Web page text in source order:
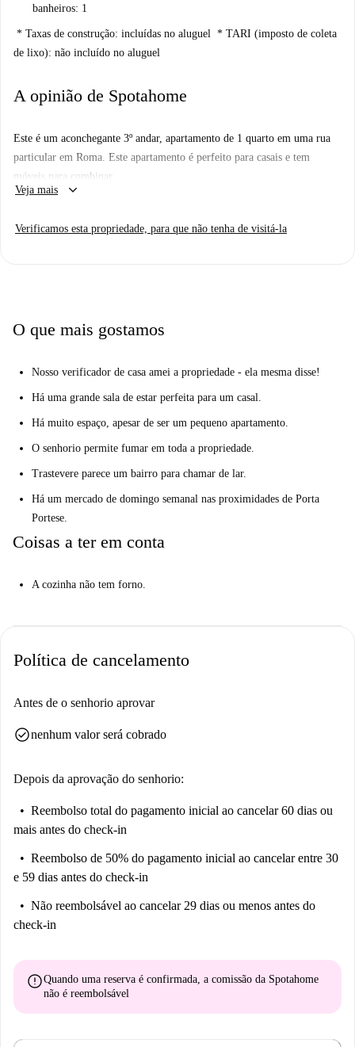
banheiros: 1
* Taxas de construção: incluídas no aluguel * TARI (imposto de coleta
de lixo): não incluído no aluguel
A opinião de Spotahome
Este é um aconchegante 3º andar, apartamento de 1 quarto em uma rua
particular em Roma. Este apartamento é perfeito para casais e tem
móveis para combinar.
O quarto é o seguinte, e tem uma cama de casal queen size, um guarda-
moderno, com uma série de recursos extras, incluindo um secador de
cabelo, e há também uma espaçosa cabine de duche, sanita e bidé,
lavatório, espelho e estantes para armazenamento. O banheiro também
Travestere e o Centro Storico. Trastevere é uma região pitoresca e bonita
de Roma, cheia de ruas de paralelepípedos e autênticos restaurantes
italianos. Você vai se sentir em casa apesar de não estar no centro da
cidade.
Veja mais keyboard_arrow_down
Verificamos esta propriedade, para que não tenha de visitá-la
O que mais gostamos
Nosso verificador de casa amei a propriedade - ela mesma disse!
Há uma grande sala de estar perfeita para um casal.
Há muito espaço, apesar de ser um pequeno apartamento.
O senhorio permite fumar em toda a propriedade.
Trastevere parece um bairro para chamar de lar.
Há um mercado de domingo semanal nas proximidades de Porta
Portese.
Coisas a ter em conta
A cozinha não tem forno.
Política de cancelamento
Antes de o senhorio aprovar
check_circlenenhum valor será cobrado
Depois da aprovação do senhorio:
Reembolso total do pagamento inicial ao cancelar 60 dias ou
mais antes do check-in
Reembolso de 50% do pagamento inicial ao cancelar entre 30
e 59 dias antes do check-in
Não reembolsável ao cancelar 29 dias ou menos antes do
check-in
errorQuando uma reserva é confirmada, a comissão da Spotahome
não é reembolsável